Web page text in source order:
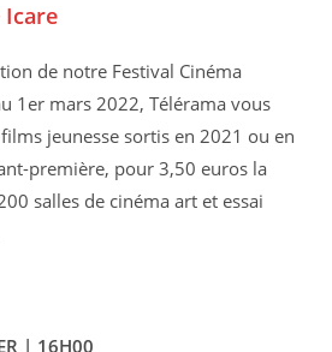
Icare
de notre Festival Cinéma
1er mars 2022, Télérama vous
jeunesse sortis en 2021 ou en
première, pour 3,50 euros la
salles de cinéma art et essai
| 16H00